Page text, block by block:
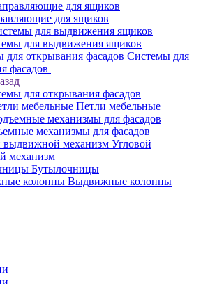
для ящиков
для выдвижения ящиков
Системы для
фасадов
для открывания фасадов
Петли мебельные
механизмы для фасадов
Угловой
механизм
Бутылочницы
Выдвижные колонны